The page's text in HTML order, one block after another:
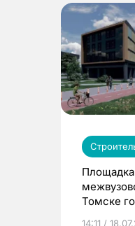
Томске
14:11 /